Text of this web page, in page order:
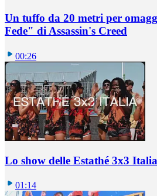
Un tuffo da 20 metri per
Fede" di Assassin's Creed
00:26
Lo show delle Estathé 3x3
01:14